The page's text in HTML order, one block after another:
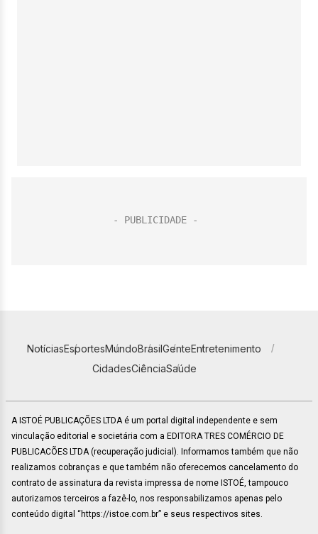
NotíciasEsportesMundoBrasilGenteEntretenimento
CidadesCiênciaSaúde
A ISTOÉ PUBLICAÇÕES LTDA é um portal digital independente e sem
vinculação editorial e societária com a EDITORA TRES COMÉRCIO DE
PUBLICACÕES LTDA (recuperação judicial). Informamos também que não
realizamos cobranças e que também não oferecemos cancelamento do
contrato de assinatura da revista impressa de nome ISTOÉ, tampouco
autorizamos terceiros a fazê-lo, nos responsabilizamos apenas pelo
conteúdo digital “https://istoe.com.br” e seus respectivos sites.